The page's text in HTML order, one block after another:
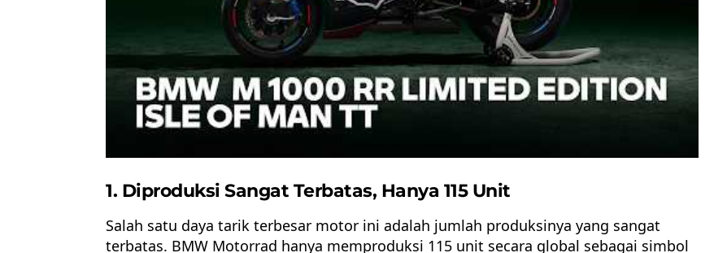
1. Diproduksi Sangat Terbatas, Hanya 115 Unit
Salah satu daya tarik terbesar motor ini adalah jumlah produksinya yang sangat
terbatas. BMW Motorrad hanya memproduksi 115 unit secara global sebagai simbol